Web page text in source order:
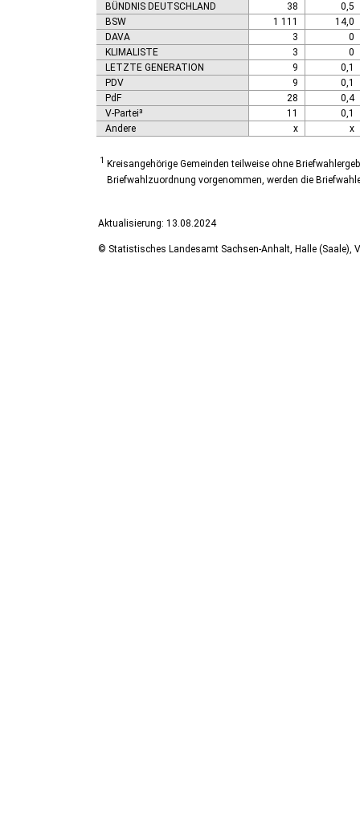
BÜNDNIS DEUTSCHLAND
38
0,5
BSW
1 111
14,0
DAVA
3
0
KLIMALISTE
3
0
LETZTE GENERATION
9
0,1
PDV
9
0,1
PdF
28
0,4
V-Partei³
11
0,1
Andere
x x
1
Kreisangehörige Gemeinden teilweise ohne
Briefwahlzuordnung vorgenommen, werden die
Aktualisierung: 13.08.2024
© Statistisches Landesamt Sachsen-Anhalt, Halle (Saale),